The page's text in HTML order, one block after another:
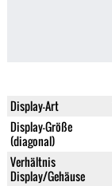
Display-Art
Display-Größe
(diagonal)
Verhältnis
Display/Gehäuse